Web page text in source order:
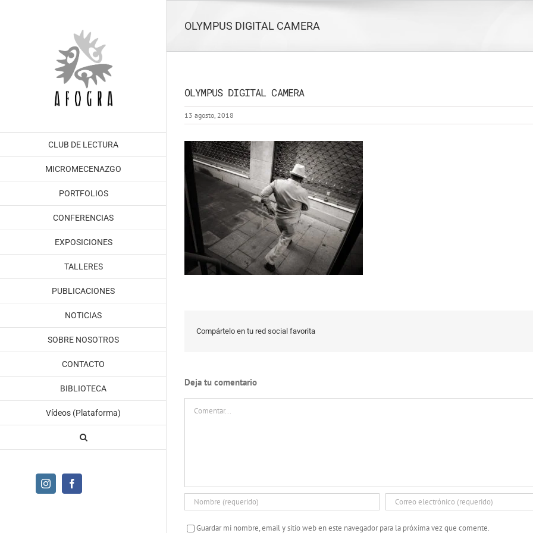
CLUB DE LECTURA
MICROMECENAZGO
PORTFOLIOS
CONFERENCIAS
EXPOSICIONES
TALLERES
PUBLICACIONES
NOTICIAS
SOBRE NOSOTROS
CONTACTO
BIBLIOTECA
Vídeos (Plataforma)
Instagram
OLYMPUS DIGITAL CAMERA
OLYMPUS DIGITAL CAMERA
13 agosto, 2018
Compártelo en tu red social favorita
Deja tu comentario
Guardar mi nombre, email y sitio web en este navegador para la próxima vez que comente.